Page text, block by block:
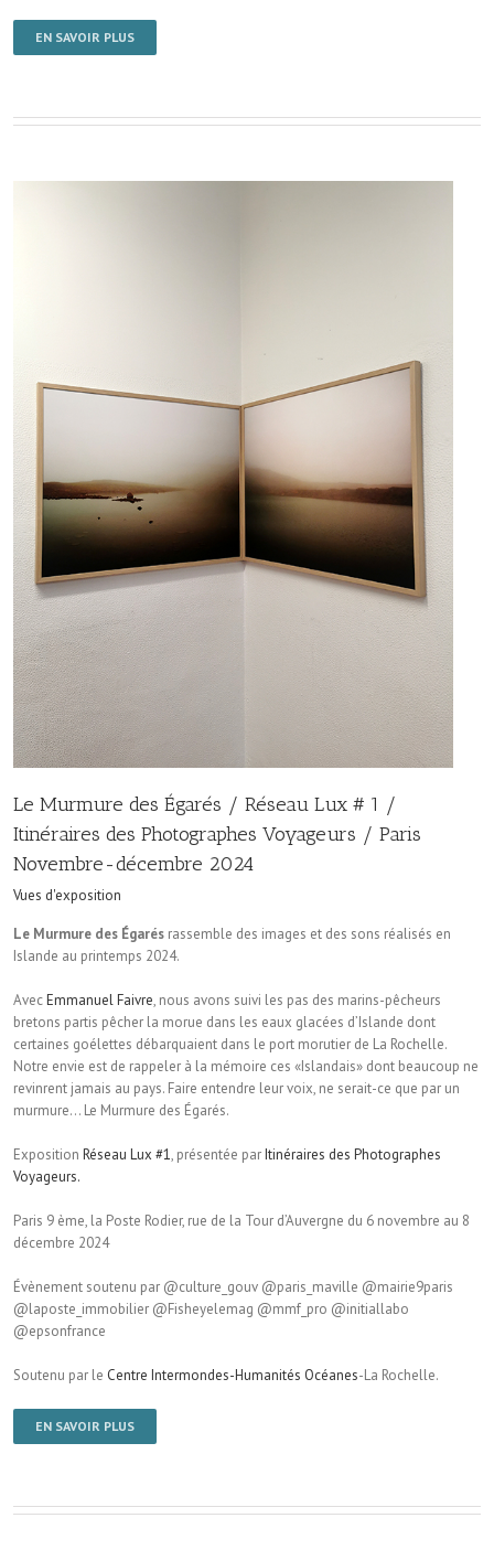
EN SAVOIR PLUS
Le Murmure des Égarés / Réseau Lux # 1 /
Itinéraires des Photographes Voyageurs / Paris
Novembre-décembre 2024
Vues d'exposition
Le Murmure des Égarés rassemble des images et des sons réalisés en
Islande au printemps 2024.
AvecEmmanuel Faivre, nous avons suivi les pas des marins-pêcheurs
bretons partis pêcher la morue dans les eaux glacées d’Islande dont
certaines goélettes débarquaient dans le port morutier de La Rochelle.
Notre envie est de rappeler à la mémoire ces «Islandais» dont beaucoup ne
revinrent jamais au pays. Faire entendre leur voix, ne serait-ce que par un
murmure… Le Murmure des Égarés.
Exposition Réseau Lux #1, présentée parItinéraires des Photographes
Voyageurs.
Paris 9 ème, la Poste Rodier, rue de la Tour d’Auvergne du 6 novembre au 8
décembre 2024
Évènement soutenu par @culture_gouv @paris_maville @mairie9paris
@laposte_immobilier @Fisheyelemag @mmf_pro @initiallabo
@epsonfrance
Soutenu par le Centre Intermondes-Humanités Océanes-La Rochelle.
EN SAVOIR PLUS